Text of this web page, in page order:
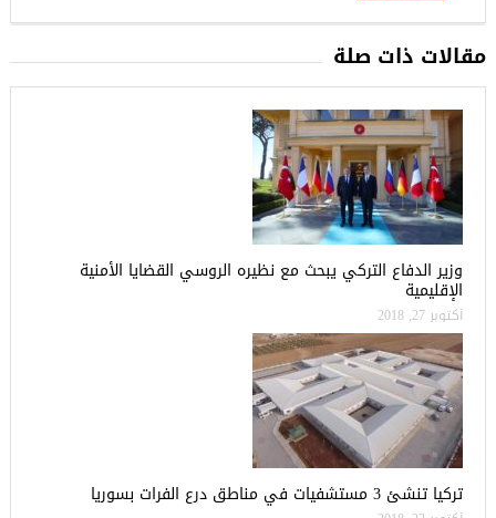
مقالات ذات صلة
وزير الدفاع التركي يبحث مع نظيره الروسي القضايا الأمنية
الإقليمية
أكتوبر 27, 2018
تركيا تنشئ 3 مستشفيات في مناطق درع الفرات بسوريا